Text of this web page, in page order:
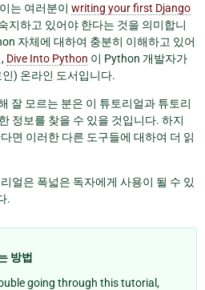
는 여러분이 writing your first Django
지하고 있어야 한다는 것을 의미합니
자체에 대하여 충분히 이해하고 있어
Dive Into Python 이 Python 개발자가
) 온라인 도서입니다.
잘 모르는 분은 이 튜토리얼과 튜토리
정보를 찾을 수 있을 것입니다. 하지
면 이러한 다른 도구들에 대하여 더 읽
얼은 폭넓은 독자에게 사용이 될 수 있
.
방법
going through this tutorial,